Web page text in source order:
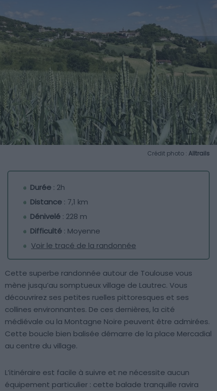
Crédit photo : Alltrails
Durée : 2h
Distance : 7,1 km
Dénivelé : 228 m
Difficulté : Moyenne
Voir le tracé de la randonnée
Cette superbe randonnée autour de Toulouse vous
mène jusqu’au somptueux village de Lautrec. Vous
découvrirez ses petites ruelles pittoresques et ses
collines environnantes. De ces dernières, la cité
médiévale ou la Montagne Noire peuvent être admirées.
Cette boucle bien balisée démarre de la place Mercadial
au centre du village.
L’itinéraire est facile à suivre et ne nécessite aucun
équipement particulier : cette balade tranquille ravira